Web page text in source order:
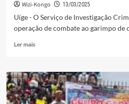
Wizi-Kongo 13/03/2025
Uíge - O Serviço de Investigação
operação de combate ao garimpo de
Ler maisLeia
SIC
UÍGE
DETÉM
NOVE